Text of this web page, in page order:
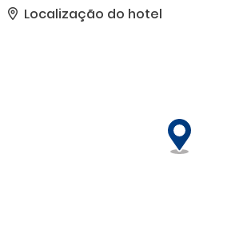
Localização do hotel